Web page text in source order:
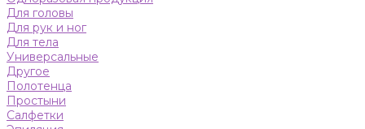
Для головы
Для рук и ног
Для тела
Универсальные
Другое
Полотенца
Простыни
Салфетки